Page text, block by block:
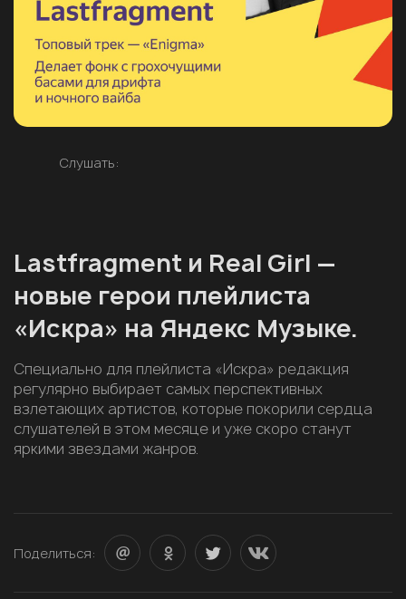
Слушать:
Lastfragment и Real Girl —
новые герои плейлиста
«Искра» на Яндекс Музыке.
Специально для плейлиста «Искра» редакция
регулярно выбирает самых перспективных
взлетающих артистов, которые покорили сердца
слушателей в этом месяце и уже скоро станут
яркими звездами жанров.
Поделиться: